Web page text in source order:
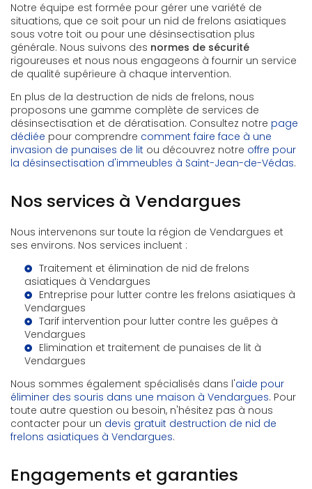
Notre équipe est formée pour gérer une variété de
situations, que ce soit pour un nid de frelons asiatiques
sous votre toit ou pour une désinsectisation plus
générale. Nous suivons des normes de sécurité
rigoureuses et nous nous engageons à fournir un service
de qualité supérieure à chaque intervention.
En plus de la destruction de nids de frelons, nous
proposons une gamme complète de services de
désinsectisation et de dératisation. Consultez notre page
dédiée pour comprendre comment faire face à une
invasion de punaises de lit ou découvrez notre offre pour
la désinsectisation d'immeubles à Saint-Jean-de-Védas.
Nos services à Vendargues
Nous intervenons sur toute la région de Vendargues et
ses environs. Nos services incluent :
Traitement et élimination de nid de frelons
asiatiques à Vendargues
Entreprise pour lutter contre les frelons asiatiques à
Vendargues
Tarif intervention pour lutter contre les guêpes à
Vendargues
Elimination et traitement de punaises de lit à
Vendargues
Nous sommes également spécialisés dans l'aide pour
éliminer des souris dans une maison à Vendargues. Pour
toute autre question ou besoin, n'hésitez pas à nous
contacter pour un devis gratuit destruction de nid de
frelons asiatiques à Vendargues.
Engagements et garanties